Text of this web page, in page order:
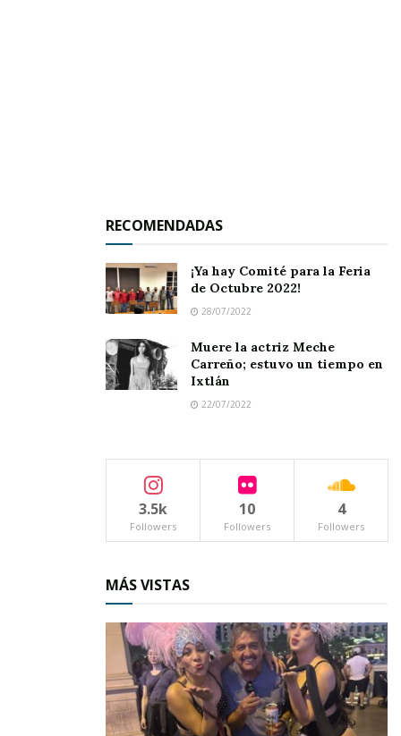
RECOMENDADAS
¡Ya hay Comité para la Feria
de Octubre 2022!
28/07/2022
Muere la actriz Meche
Carreño; estuvo un tiempo en
Ixtlán
22/07/2022
3.5k
Followers
10
Followers
4
Followers
MÁS VISTAS